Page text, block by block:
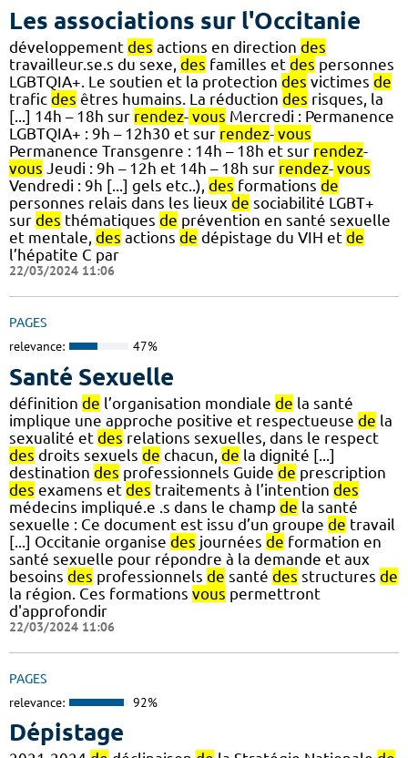
Les associations sur l'Occitanie
développement des actions en direction des
travailleur.se.s du sexe, des familles et des personnes
LGBTQIA+. Le soutien et la protection des victimes de
trafic des êtres humains. La réduction des risques, la
[...] 14h – 18h sur rendez- vous Mercredi : Permanence
LGBTQIA+ : 9h – 12h30 et sur rendez- vous
Permanence Transgenre : 14h – 18h et sur rendez-
vous Jeudi : 9h – 12h et 14h – 18h sur rendez- vous
Vendredi : 9h [...] gels etc..), des formations de
personnes relais dans les lieux de sociabilité LGBT+
sur des thématiques de prévention en santé sexuelle
et mentale, des actions de dépistage du VIH et de
l’hépatite C par
22/03/2024 11:06
PAGES
relevance: 47%
Santé Sexuelle
définition de l’organisation mondiale de la santé
implique une approche positive et respectueuse de la
sexualité et des relations sexuelles, dans le respect
des droits sexuels de chacun, de la dignité [...]
destination des professionnels Guide de prescription
des examens et des traitements à l’intention des
médecins impliqué.e .s dans le champ de la santé
sexuelle : Ce document est issu d’un groupe de travail
[...] Occitanie organise des journées de formation en
santé sexuelle pour répondre à la demande et aux
besoins des professionnels de santé des structures de
la région. Ces formations vous permettront
d'approfondir
22/03/2024 11:06
PAGES
relevance: 92%
Dépistage